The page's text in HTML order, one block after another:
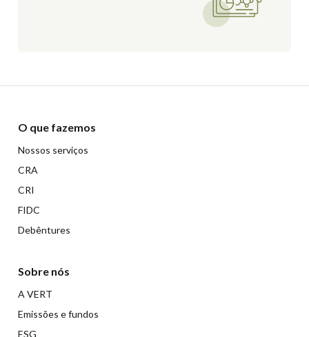
O que fazemos
Nossos serviços
CRA
CRI
FIDC
Debêntures
Sobre nós
A VERT
Emissões e fundos
ESG